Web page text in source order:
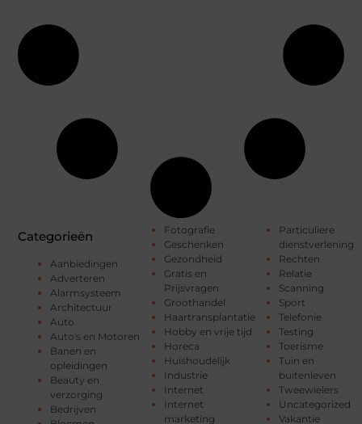
Categorieën
Aanbiedingen
Adverteren
Alarmsysteem
Architectuur
Auto
Auto's en Motoren
Banen en
opleidingen
Beauty en
verzorging
Bedrijven
Fotografie
Geschenken
Gezondheid
Gratis en
Prijsvragen
Groothandel
Haartransplantatie
Hobby en vrije tijd
Horeca
Huishoudelijk
Industrie
Internet
Internet
marketing
Particuliere
dienstverlening
Rechten
Relatie
Scanning
Sport
Telefonie
Testing
Toerisme
Tuin en
buitenleven
Tweewielers
Uncategorized
Vakantie